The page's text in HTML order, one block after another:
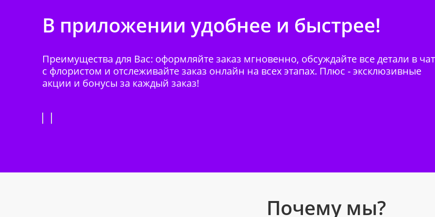
В приложении удобнее и быстрее!
Преимущества для Вас: оформляйте заказ мгновенно, обсуждайте все детали в
с флористом и отслеживайте заказ онлайн на всех этапах. Плюс - эксклюзивные
акции и бонусы за каждый заказ!
Почему мы?